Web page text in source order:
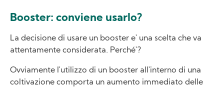
Booster: conviene usarlo?
La decisione di usare un booster e' una scelta che va
attentamente considerata. Perché'?
Ovviamente l'utilizzo di un booster all'interno di una
coltivazione comporta un aumento immediato delle